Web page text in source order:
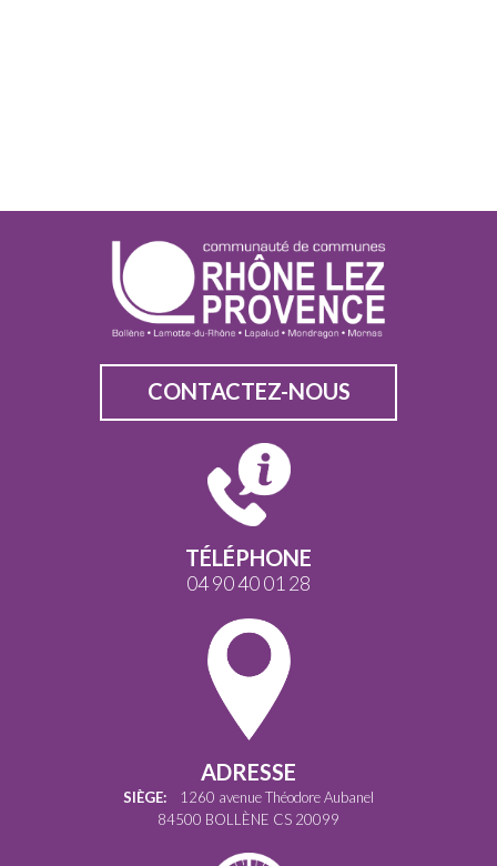
CONTACTEZ-NOUS
TÉLÉPHONE
04 90 40 01 28
ADRESSE
SIÈGE: 1260 avenue Théodore Aubanel
84500 BOLLÈNE CS 20099